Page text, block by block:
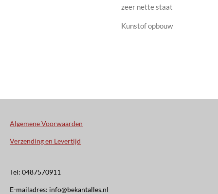
zeer nette staat
Kunstof opbouw
Algemene Voorwaarden
Verzending en Levertijd
Tel: 0487570911
E-mailadres: info@bekantalles.nl